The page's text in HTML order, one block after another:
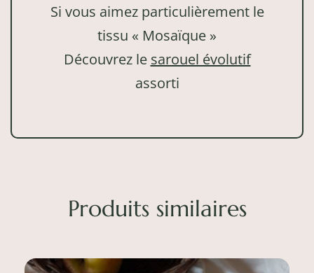
Si vous aimez particulièrement le
tissu « Mosaïque »
Découvrez le sarouel évolutif
assorti
Produits similaires